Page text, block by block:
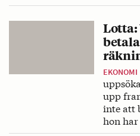
Lotta:
EKONOMI
upp
inte att
hon